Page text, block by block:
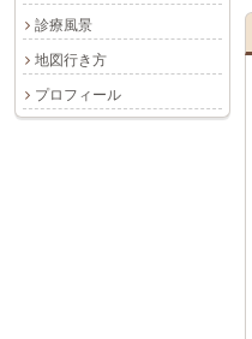
診療風景
地図行き方
プロフィール